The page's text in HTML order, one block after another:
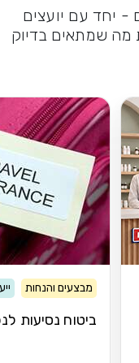
- יחד עם יועצים
מה שמתאים בדיוק
מבצעים והנחות
ביטוח נסיעות